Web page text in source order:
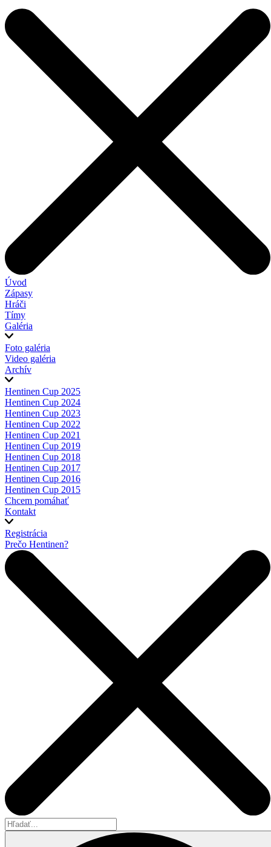
Úvod
Zápasy
Hráči
Tímy
Galéria
Foto galéria
Video galéria
Archív
Hentinen Cup 2025
Hentinen Cup 2024
Hentinen Cup 2023
Hentinen Cup 2022
Hentinen Cup 2021
Hentinen Cup 2019
Hentinen Cup 2018
Hentinen Cup 2017
Hentinen Cup 2016
Hentinen Cup 2015
Chcem pomáhať
Kontakt
Registrácia
Prečo Hentinen?
Hľadať...